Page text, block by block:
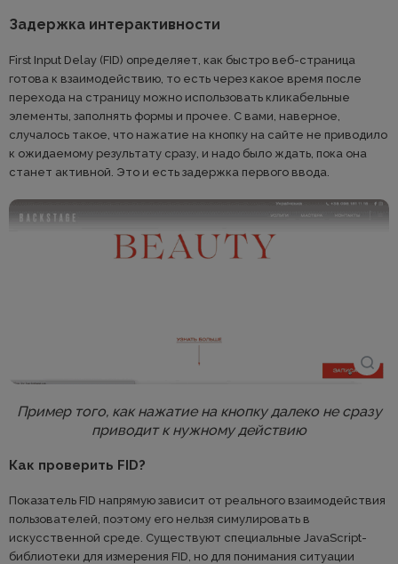
Задержка интерактивности
First Input Delay (FID) определяет, как быстро веб-страница
готова к взаимодействию, то есть через какое время после
перехода на страницу можно использовать кликабельные
элементы, заполнять формы и прочее. С вами, наверное,
случалось такое, что нажатие на кнопку на сайте не приводило
к ожидаемому результату сразу, и надо было ждать, пока она
станет активной. Это и есть задержка первого ввода.
Пример того, как нажатие на кнопку далеко не сразу
приводит к нужному действию
Как проверить FID?
Показатель FID напрямую зависит от реального взаимодействия
пользователей, поэтому его нельзя симулировать в
искусственной среде. Существуют специальные JavaScript-
библиотеки для измерения FID, но для понимания ситуации